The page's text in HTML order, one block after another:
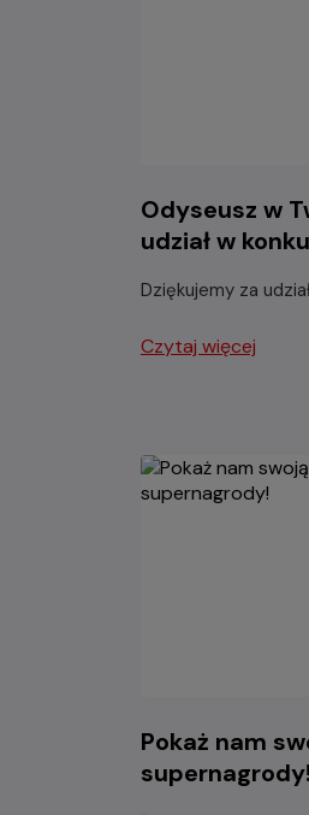
Odyseusz w
udział w
Dziękujemy za
Czytaj więcej
Pokaż nam
supernagrody!